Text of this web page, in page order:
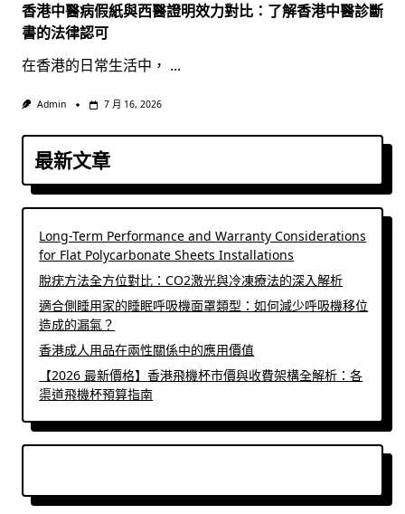
香港中醫病假紙與西醫證明效力對比：了解香港中醫診斷
書的法律認可
在香港的日常生活中， ...
Admin 7 月 16, 2026
最新文章
Long-Term Performance and Warranty Considerations
for Flat Polycarbonate Sheets Installations
脫疣方法全方位對比：CO2激光與冷凍療法的深入解析
適合側睡用家的睡眠呼吸機面罩類型：如何減少呼吸機移位
造成的漏氣？
香港成人用品在兩性關係中的應用價值
【2026 最新價格】香港飛機杯市價與收費架構全解析：各
渠道飛機杯預算指南